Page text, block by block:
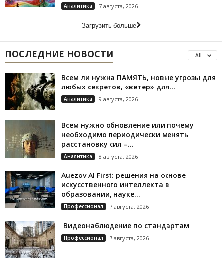
Аналитика 7 августа, 2026
Загрузить больше
ПОСЛЕДНИЕ НОВОСТИ All
Всем ли нужна ПАМЯТЬ, новые угрозы для
любых секретов, «ветер» для...
Аналитика 9 августа, 2026
Всем нужно обновление или почему
необходимо периодически менять
расстановку сил –...
Аналитика 8 августа, 2026
Auezov AI First: решения на основе
искусственного интеллекта в
образовании, науке...
Профессионал 7 августа, 2026
Видеонаблюдение по стандартам
Профессионал 7 августа, 2026